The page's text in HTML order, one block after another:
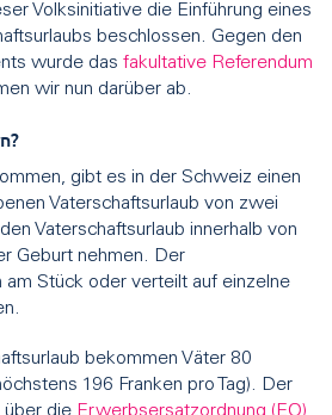
Volksinitiative die Einführung eines
beschlossen. Gegen den
wurde das fakultative Referendum
wir nun darüber ab.
gibt es in der Schweiz einen
Vaterschaftsurlaub von zwei
Vaterschaftsurlaub innerhalb von
Geburt nehmen. Der
am Stück oder verteilt auf einzelne
bekommen Väter 80
196 Franken pro Tag). Der
über die Erwerbsersatzordnung (EO)